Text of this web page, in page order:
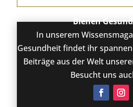
Bienen
In unserem
Gesundheit findet ihr
Beiträge aus der Welt
Besucht uns